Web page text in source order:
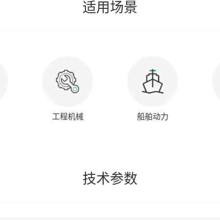
适用场景
工程机械 船舶动力
技术参数